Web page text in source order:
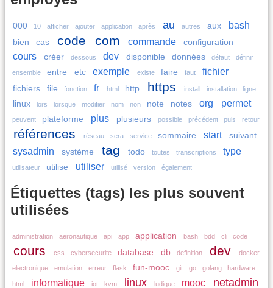
000 10 afficher ajouter application après au autres aux bash
bien cas code com commande configuration
cours créer dessous dev disponible données défaut définir
ensemble entre etc exemple existe faire faut fichier
fichiers file fonction fr html http https install installation ligne
linux lors lorsque modifier nom non note notes org permet
peuvent plateforme plus plusieurs possible précédent puis retour
références réseau sera service sommaire start suivant
sysadmin système tag todo toutes transcriptions type
utilisateur utilise utiliser utilisé version également
Étiquettes (tags) les plus souvent
utilisées
administration aeronautique api app application bash bdd cli code
cours css cybersecurite database db definition dev docker
electronique emulation erreur flask fun-mooc git go golang hardware
html informatique iot kvm linux ludique mooc netadmin